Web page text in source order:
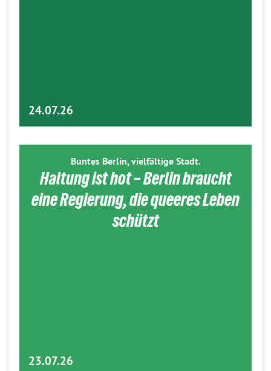
24.07.26
Buntes Berlin, vielfältige Stadt.
Haltung ist hot – Berlin braucht
eine Regierung, die queeres Leben
schützt
23.07.26